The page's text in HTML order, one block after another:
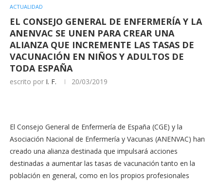
ACTUALIDAD
EL CONSEJO GENERAL DE ENFERMERÍA Y LA
ANENVAC SE UNEN PARA CREAR UNA
ALIANZA QUE INCREMENTE LAS TASAS DE
VACUNACIÓN EN NIÑOS Y ADULTOS DE
TODA ESPAÑA
escrito por I. F. 20/03/2019
El Consejo General de Enfermería de España (CGE) y la
Asociación Nacional de Enfermería y Vacunas (ANENVAC) han
creado una alianza destinada que impulsará acciones
destinadas a aumentar las tasas de vacunación tanto en la
población en general, como en los propios profesionales